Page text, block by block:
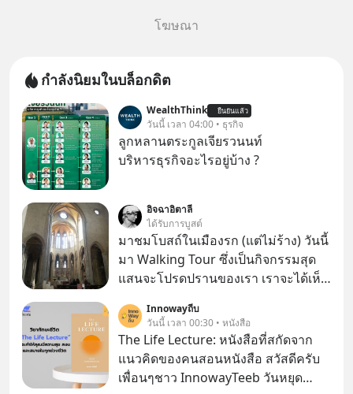
โฆษณา
กำลังนิยมในบล็อกดิต
WealthThink ยืนยันแล้ว
วันนี้ เวลา 04:00 • ธุรกิจ
ลูกหลานตระกูลเจียรวนนท์
บริหารธุรกิจอะไรอยู่บ้าง ?
อิจฉาอิตาลี
ได้รับการบูสต์
มาชมโบสถ์ในเมืองรก (แต่ไม่ร้าง) วันนี้
มา Walking Tour ซึ่งเป็นกิจกรรมสุด
แสนจะโปรดปรานของเรา เราจะได้เห็น
Innowayถีบ
วันนี้ เวลา 00:30 • หนังสือ
The Life Lecture: หนังสือที่สกัดจาก
แนวคิดของคนสอนหนังสือ สวัสดีครับ
เพื่อนๆชาว InnowayTeeb วันหยุด